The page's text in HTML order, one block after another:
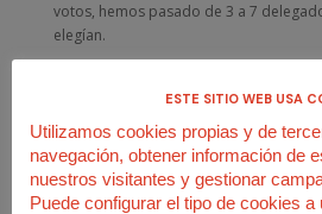
votos, hemos pasado de 3 a 7
elegían.
electorales de todos los centros de
Industria de USO (FIUSO) ha pasado ya
iniciales a 19 por el momento.
ESTE SITIO WEB USA
Utilizamos cookies propias y de
navegación, obtener información de
nuestros visitantes y gestionar
Puede configurar el tipo de cookies a